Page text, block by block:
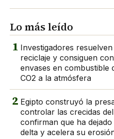
Lo más leído
1 Investigadores
reciclaje y consiguen
envases en combustible
CO2 a la atmósfera
2 Egipto construyó la
controlar las crecidas
confirman que ha
delta y acelera su